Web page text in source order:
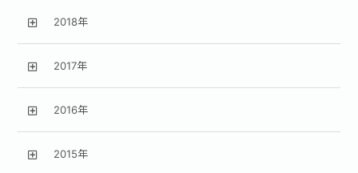
2018年
2017年
2016年
2015年